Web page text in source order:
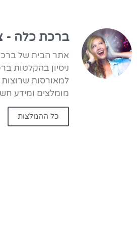
ברכת כלה -
ניסיון בהקלטות
למאורסות
מומלצים ומידע
כל ההמלצות